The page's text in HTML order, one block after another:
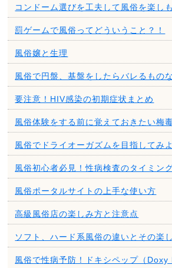
コンドーム選びを工夫して風俗を楽し
罰ゲームで風俗ってどういうこと？！
風俗嬢と生理
風俗で円盤、基盤をしたらバレるもの
要注意！HIV感染の初期症状まとめ
風俗体験をする前に覚えておきたい梅
風俗でドライオーガズムを目指してみ
風俗初心者必見！性病検査のタイミン
風俗ポータルサイトの上手な使い方
高級風俗店の楽しみ方と注意点
ソフト、ハード系風俗の違いとその楽
風俗で性病予防！ドキシペップ（Doxy